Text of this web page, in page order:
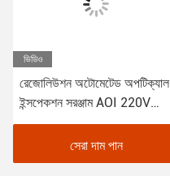
ভিডিও
রেজোলিউশন অটোমেটেড অপটিক্যাল
ইন্সপেকশন সরঞ্জাম AOI 220V
OEM
সেরা দাম পান